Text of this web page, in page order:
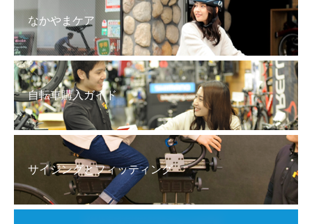
なかやまケア
自転車購入ガイド
サイジングとフィッティング